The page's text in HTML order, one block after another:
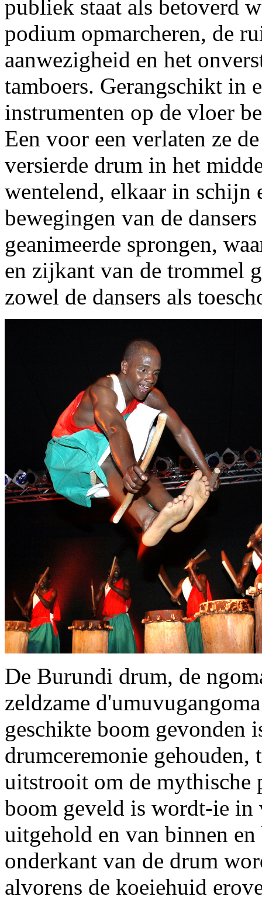
publiek staat als betoverd
podium opmarcheren, de
aanwezigheid en het
tamboers. Gerangschikt in
instrumenten op de vloer
Een voor een verlaten ze
versierde drum in het
wentelend, elkaar in schijn
bewegingen van de
geanimeerde sprongen,
en zijkant van de trommel
zowel de dansers als
De Burundi drum, de
zeldzame
geschikte boom gevonden
drumceremonie
uitstrooit om de mythische
boom geveld is wordt-ie
uitgehold en van binnen
onderkant van de drum
alvorens de koeiehuid